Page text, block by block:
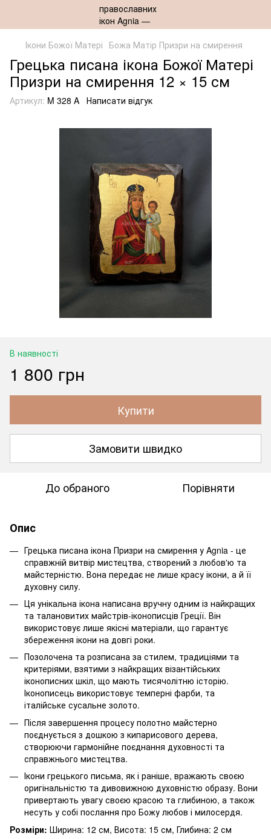
Ікони Божої Матері Божа Матір Призри на смирення
Грецька писана ікона Божої Матері
Призри на смирення 12 × 15 см
Артикул: M 328 A Написати відгук
В наявності
1 800 грн
Купити
Замовити швидко
До обраного Порівняти
Опис
Грецька писана ікона Призри на смирення у Agnia - це
справжній витвір мистецтва, створений з любов'ю та
майстерністю. Вона передає не лише красу ікони, а й її
духовну силу.
Ця унікальна ікона написана вручну одним із найкращих
та талановитих майстрів-іконописців Греції. Він
використовує лише якісні матеріали, що гарантує
збереження ікони на довгі роки.
Позолочена та розписана за стилем, традиціями та
критеріями, взятими з найкращих візантійських
іконописних шкіл, що мають тисячолітню історію.
Іконописець використовує темперні фарби, та
італійське сусальне золото.
Після завершення процесу полотно майстерно
поєднується з дошкою з кипарисового дерева,
створюючи гармонійне поєднання духовності та
справжнього мистецтва.
Ікони грецького письма, як і раніше, вражають своєю
оригінальністю та дивовижною духовністю образу. Вони
привертають увагу своєю красою та глибиною, а також
несуть у собі послання про Божу любов і милосердя.
Розміри: Ширина: 12 см, Висота: 15 см, Глибина: 2 см